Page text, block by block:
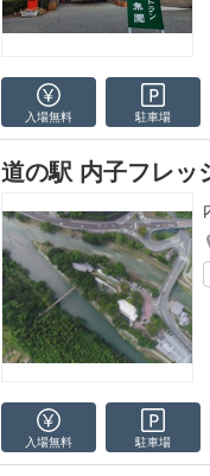
入場無料 駐車場
道の駅 内子フレッ
入場無料 駐車場